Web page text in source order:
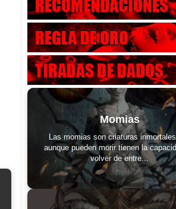
Momias
Las momias son criaturas
aunque pueden morir tienen la
volver de entre...